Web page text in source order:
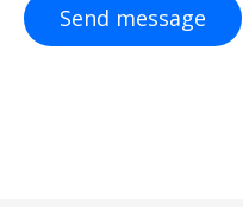
Send message